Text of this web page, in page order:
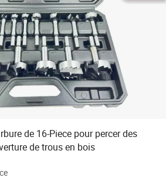
de 16-Piece pour percer des
de trous en bois